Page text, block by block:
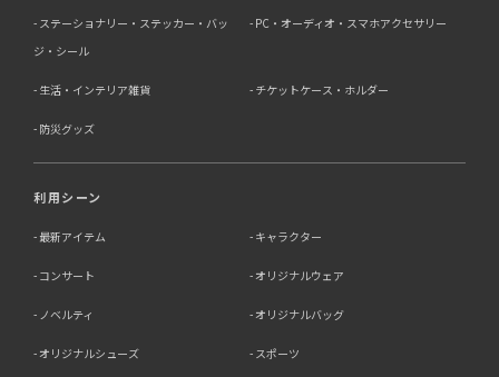
ステーショナリー・ステッカー・バッ
ジ・シール
PC・オーディオ・スマホアクセサリー
生活・インテリア雑貨 チケットケース・ホルダー
防災グッズ
利用シーン
最新アイテム キャラクター
コンサート オリジナルウェア
ノベルティ オリジナルバッグ
オリジナルシューズ スポーツ